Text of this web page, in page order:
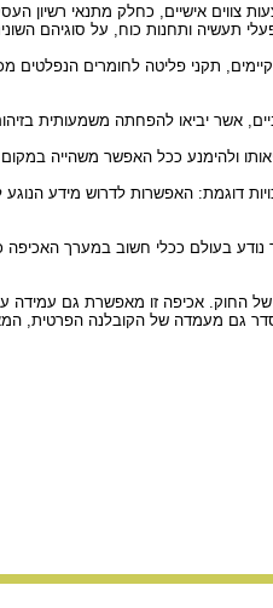
צווים אישיים, כחלק מתנאי רשיון
תעשיה ותחנות כוח, על סוגיהם
תקני פליטה לחומרים
אשר יביאו להפחתה משמעותית בזיהום
ולהימנע ככל האפשר משהייה במקום
דוגמת: האפשרות לדרוש מידע הנוגע
נודע בעולם ככלי חשוב במערך
של החוק. אכיפה זו מאפשרת גם
גם מעמדה של הקובלנה הפרטית,